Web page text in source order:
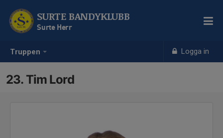
Truppen Logga in
SURTE BANDYKLUBB
Surte Herr
23. Tim Lord